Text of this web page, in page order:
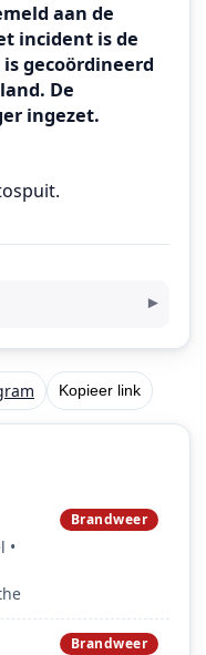
aan de
incident is de
gecoördineerd
De
ingezet.
Kopieer link
•
Brandweer
Brandweer